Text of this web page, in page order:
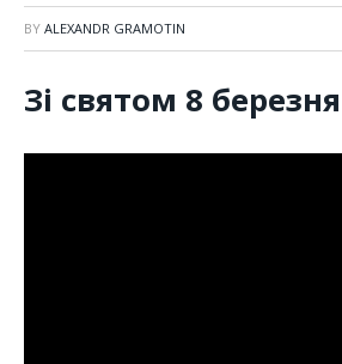
BY ALEXANDR GRAMOTIN
Зі святом 8